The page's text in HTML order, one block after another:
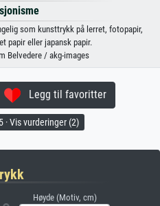
som kunsttrykk på lerret, fotopapir,
papir eller japansk papir.
Belvedere / akg-images
Legg til favoritter
· Vis vurderinger (2)
Høyde (Motiv, cm)